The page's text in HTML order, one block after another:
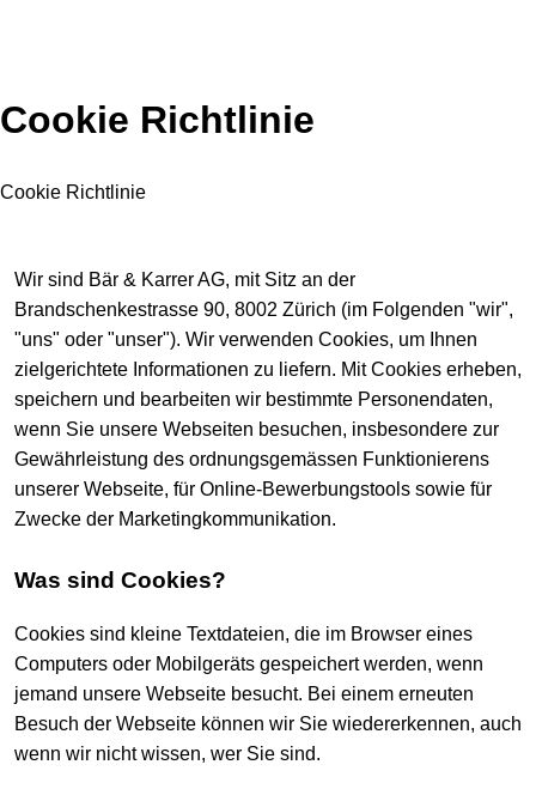
Cookie Richtlinie
Cookie Richtlinie
Wir sind Bär & Karrer AG, mit Sitz an der
Brandschenkestrasse 90, 8002 Zürich (im Folgenden "wir",
"uns" oder "unser"). Wir verwenden Cookies, um Ihnen
zielgerichtete Informationen zu liefern. Mit Cookies erheben,
speichern und bearbeiten wir bestimmte Personendaten,
wenn Sie unsere Webseiten besuchen, insbesondere zur
Gewährleistung des ordnungsgemässen Funktionierens
unserer Webseite, für Online-Bewerbungstools sowie für
Zwecke der Marketingkommunikation.
Was sind Cookies?
Cookies sind kleine Textdateien, die im Browser eines
Computers oder Mobilgeräts gespeichert werden, wenn
jemand unsere Webseite besucht. Bei einem erneuten
Besuch der Webseite können wir Sie wiedererkennen, auch
wenn wir nicht wissen, wer Sie sind.